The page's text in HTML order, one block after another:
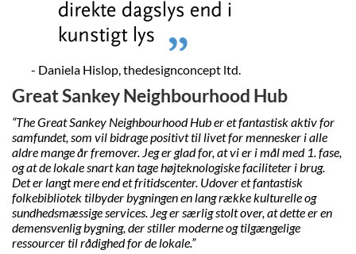
- Daniela Hislop, thedesignconcept ltd.
Great Sankey Neighbourhood Hub
“The Great Sankey Neighbourhood Huber et fantastisk aktiv for
samfundet, som vil bidrage positivt til livet for mennesker i alle
aldre mange år fremover. Jeg er glad for, at vi er i mål med 1. fase,
og at de lokale snart kan tage højteknologiske faciliteter i brug.
Det er langt mere end et fritidscenter. Udover et fantastisk
folkebibliotek tilbyder bygningen en lang række kulturelle og
sundhedsmæssige services. Jeg er særlig stolt over, at dette er en
demensvenlig bygning, der stiller moderne og tilgængelige
ressourcer til rådighed for de lokale.”